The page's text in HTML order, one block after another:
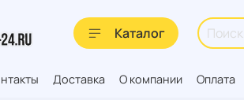
Каталог
Доставка О компании Оплата